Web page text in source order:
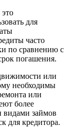
для
часто
по сравнению с
погашения.
или
необходимы
или
более
видами займов
для кредитора.